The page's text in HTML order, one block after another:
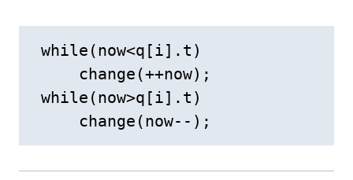
while(now<q[i].t)
     change(++now);
while(now>q[i].t)
     change(now--);